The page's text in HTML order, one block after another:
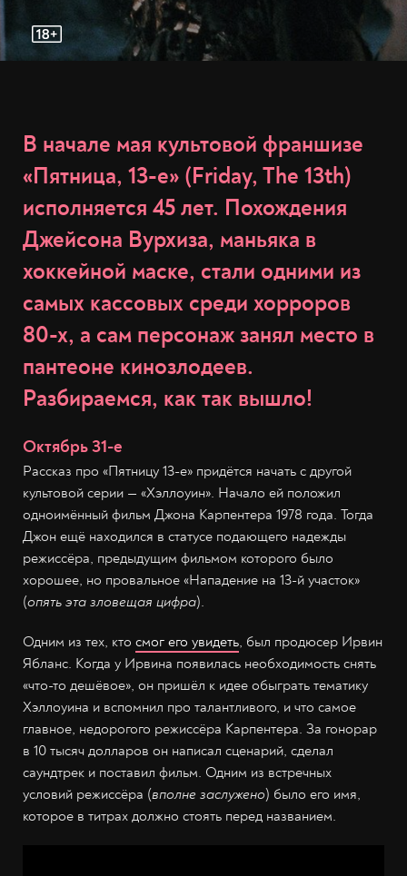
В начале мая культовой франшизе
«Пятница, 13-е» (Friday, The 13th)
исполняется 45 лет. Похождения
Джейсона Вурхиза, маньяка в
хоккейной маске, стали одними из
самых кассовых среди хорроров
80-х, а сам персонаж занял место в
пантеоне кинозлодеев.
Разбираемся, как так вышло!
Октябрь 31-е
Рассказ про «Пятницу 13-е» придётся начать с другой
культовой серии — «Хэллоуин». Начало ей положил
одноимённый фильм Джона Карпентера 1978 года. Тогда
Джон ещё находился в статусе подающего надежды
режиссёра, предыдущим фильмом которого было
хорошее, но провальное «Нападение на 13-й участок»
(опять эта зловещая цифра).
Одним из тех, кто смог его увидеть, был продюсер Ирвин
Ябланс. Когда у Ирвина появилась необходимость снять
«что-то дешёвое», он пришёл к идее обыграть тематику
Хэллоуина и вспомнил про талантливого, и что самое
главное, недорогого режиссёра Карпентера. За гонорар
в 10 тысяч долларов он написал сценарий, сделал
саундтрек и поставил фильм. Одним из встречных
условий режиссёра (вполне заслужено) было его имя,
которое в титрах должно стоять перед названием.